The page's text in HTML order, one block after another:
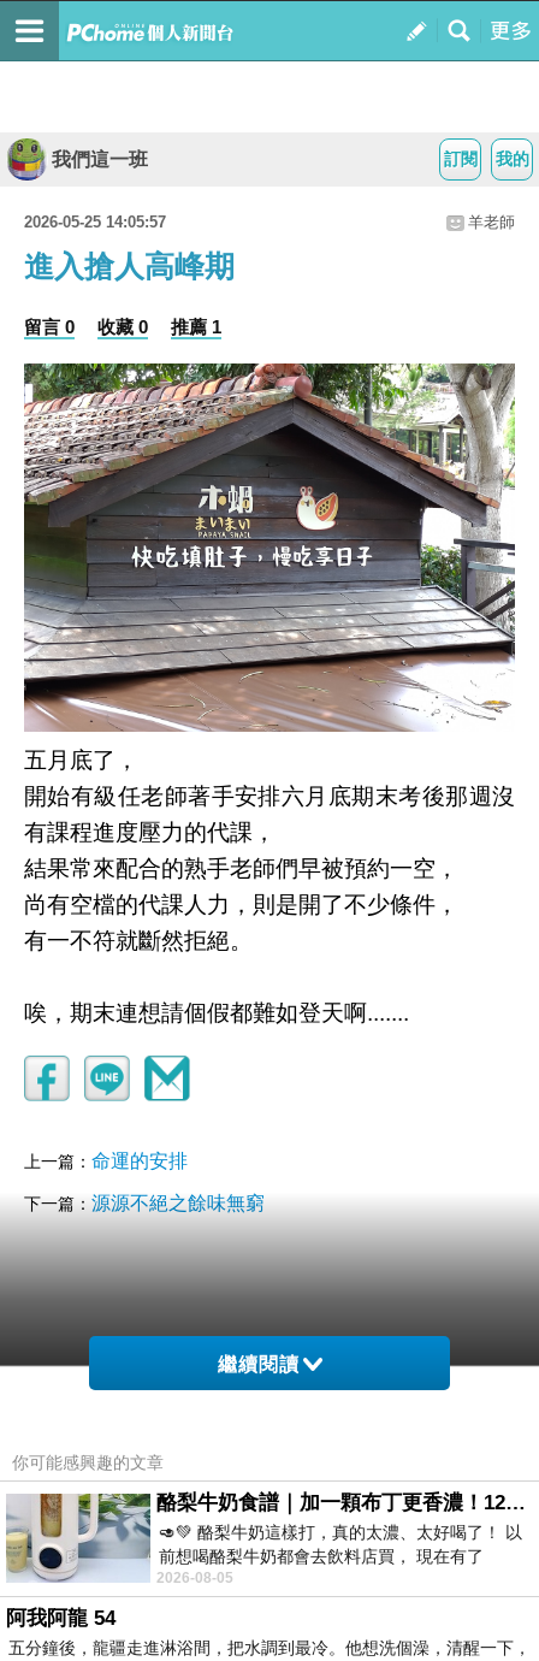
我的
訂閱
我們這一班
2026-05-25 14:05:57 羊老師
進入搶人高峰期
留言 0 收藏 0 推薦 1
五月底了，
開始有級任老師著手安排六月底期末考後那週沒
有課程進度壓力的代課，
結果常來配合的熟手老師們早被預約一空，
尚有空檔的代課人力，則是開了不少條件，
有一不符就斷然拒絕。
唉，期末連想請個假都難如登天啊.......
上一篇： 命運的安排
下一篇： 源源不絕之餘味無窮
繼續閱讀
你可能感興趣的文章
酪梨牛奶食譜｜加一顆布丁更香濃！120秒完成飲料店級酪梨奶昔｜imami 旗艦豆漿機
🥑💚 酪梨牛奶這樣打，真的太濃、太好喝了！ 以
前想喝酪梨牛奶都會去飲料店買， 現在有了
imami 健康煮藝｜旗艦破壁智慧養生豆漿機，
2026-08-05
阿我阿龍 54
五分鐘後，龍疆走進淋浴間，把水調到最冷。他想洗個澡，清醒一下，